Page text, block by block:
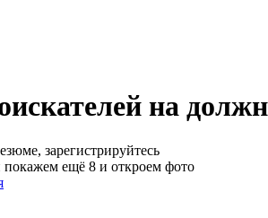
на
зарегистрируйтесь
покажем ещё 8 и откроем фото